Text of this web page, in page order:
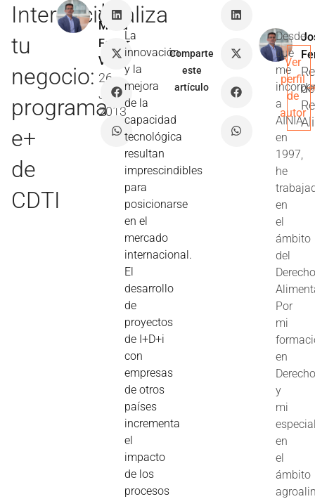
Internacionaliza
tu
negocio:
programa
e+
de
CDTI
José
María
Ferrer
Villar
26
Jun
2013
La
innovación
y la
mejora
de la
capacidad
tecnológica
resultan
imprescindibles
para
posicionarse
en el
mercado
internacional.
El
desarrollo
de
proyectos
de I+D+i
con
empresas
de otros
países
incrementa
el
impacto
de los
procesos
Comparte
este
artículo
Desde
que
me
a
AINIA
en
1997,
he
en
el
ámbito
del
Por
mi
en
y
mi
en
el
ámbito
Ver
perfil
de
autor